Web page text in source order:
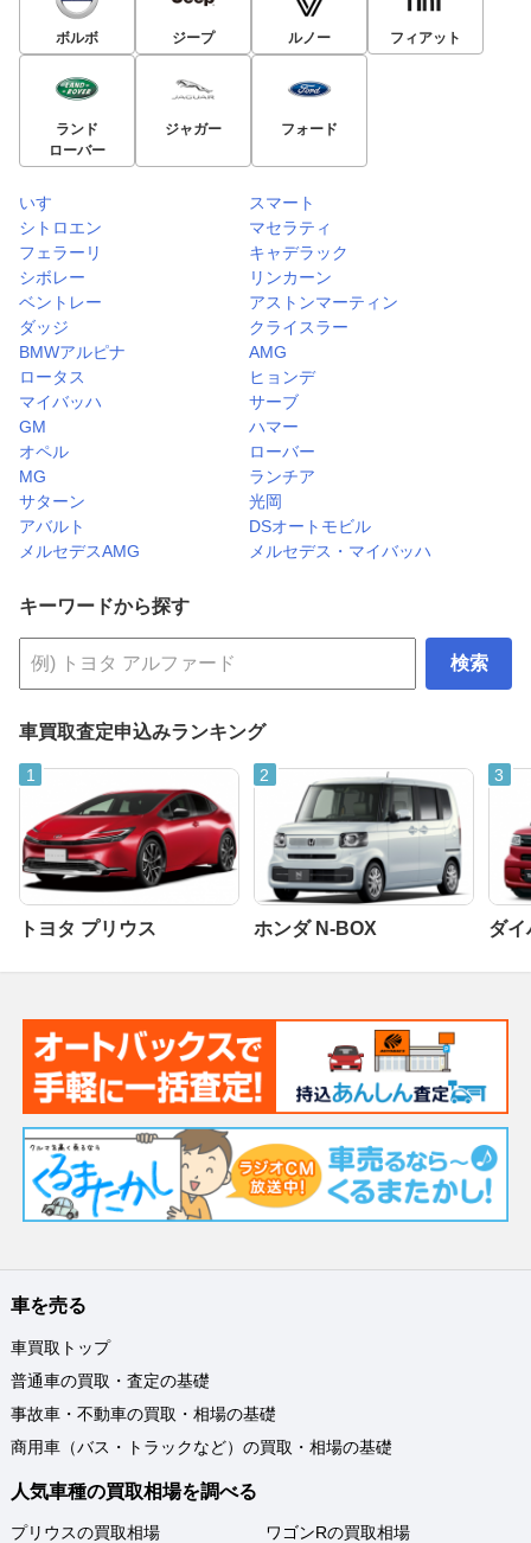
ボルボ ジープ ルノー フィアット
ランド
ローバー
ジャガー フォード
いすゞ
スマート
シトロエン
マセラティ
フェラーリ
キャデラック
シボレー
リンカーン
ベントレー
アストンマーティン
ダッジ
クライスラー
BMWアルピナ
AMG
ロータス
ヒョンデ
マイバッハ
サーブ
GM
ハマー
オペル
ローバー
MG
ランチア
サターン
光岡
アバルト
DSオートモビル
メルセデスAMG
メルセデス・マイバッハ
キーワードから探す
検索
車買取査定申込みランキング
トヨタ プリウス ホンダ N-BOX ダイ
車を売る
車買取トップ
普通車の買取・査定の基礎
事故車・不動車の買取・相場の基礎
商用車（バス・トラックなど）の買取・相場の基礎
人気車種の買取相場を調べる
プリウスの買取相場
ワゴンRの買取相場